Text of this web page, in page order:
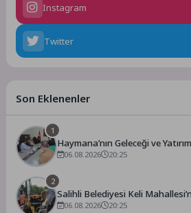
Instagram
Twitter
Son Eklenenler
1
Haymana’nın Geleceği ve
Yatırıldı
06.08.2026 20:25
2
Salihli Belediyesi Keli
Asfalt Çalışmasını Tamamladı
06.08.2026 20:25